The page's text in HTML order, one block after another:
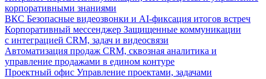
корпоративными знаниями
ВКС Безопасные видеозвонки и AI-фиксация итогов встреч
Корпоративный мессенджер Защищенные коммуникации
с интеграцией CRM, задач и видеосвязи
Автоматизация продаж CRM, сквозная аналитика и
управление продажами в едином контуре
Проектный офис Управление проектами, задачами